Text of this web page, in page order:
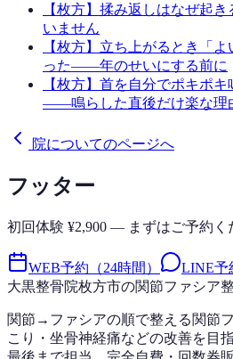
【枚方】揉み返しはなぜ起
いません
【枚方】立ち上がるとき「
った——年のせいにする前に
【枚方】首を自分でポキポ
——鳴らした直後だけ楽な理
院についてのページへ
フッター
初回体験 ¥2,900 — まずはご予約く
WEB予約（24時間） LINE予
大黒整骨院枚方市の関節ファシア
関節→ファシアの順で整える関節
こり・坐骨神経痛などの改善を目